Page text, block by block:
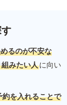
るのが不安な
みたい人に向い
約を入れることで